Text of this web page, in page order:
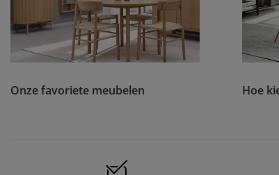
Onze favoriete meubelen Hoe